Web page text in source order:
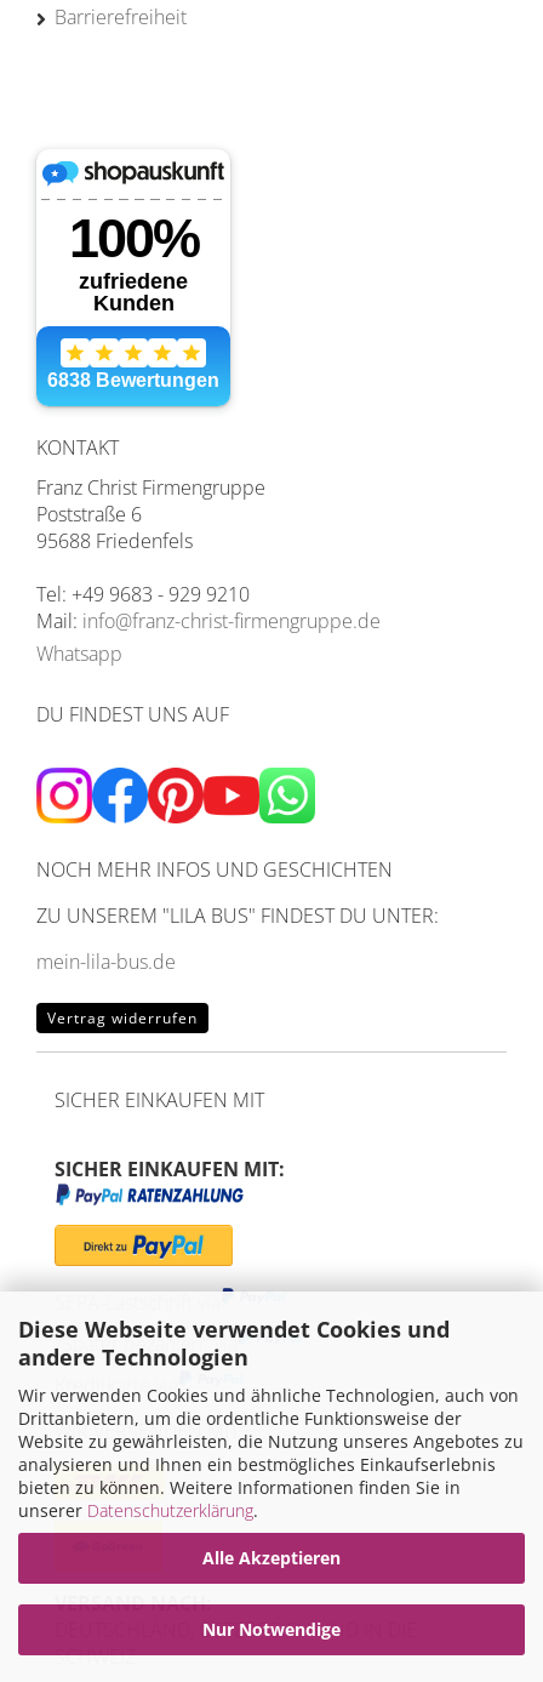
Diese Webseite verwendet Cookies und
andere Technologien
Wir verwenden Cookies und ähnliche Technologien, auch von
Drittanbietern, um die ordentliche Funktionsweise der
Website zu gewährleisten, die Nutzung unseres Angebotes zu
analysieren und Ihnen ein bestmögliches Einkaufserlebnis
bieten zu können. Weitere Informationen finden Sie in
unserer Datenschutzerklärung.
Alle Akzeptieren
Nur Notwendige
Barrierefreiheit
KONTAKT
Franz Christ Firmengruppe
Poststraße 6
95688 Friedenfels
Tel: +49 9683 - 929 9210
Mail: info@franz-christ-firmengruppe.de
Whatsapp
DU FINDEST UNS AUF
NOCH MEHR INFOS UND GESCHICHTEN
ZU UNSEREM "LILA BUS" FINDEST DU UNTER:
mein-lila-bus.de
Vertrag widerrufen
SICHER EINKAUFEN MIT
SICHER EINKAUFEN MIT:
"Später bezahlen" via
Kreditkarte via
WIR VERSENDEN MIT
VERSAND NACH:
DEUTSCHLAND, ÖSTERREICH UND IN DIE
SCHWEIZ